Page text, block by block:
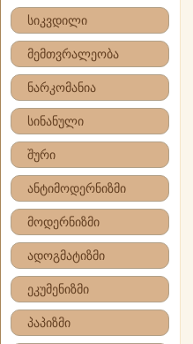
სიკვდილი
მემთვრალეობა
ნარკომანია
სინანული
შური
ანტიმოდერნიზმი
მოდერნიზმი
ადოგმატიზმი
ეკუმენიზმი
პაპიზმი